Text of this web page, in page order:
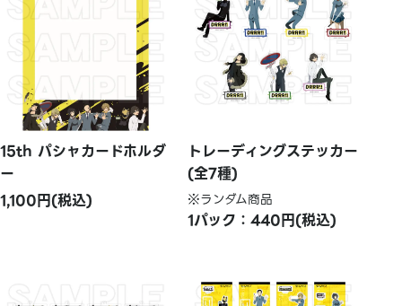
15th パシャカードホルダ
ー
1,100円(税込)
トレーディングステッカー
(全7種)
※ランダム商品
1パック：440円(税込)